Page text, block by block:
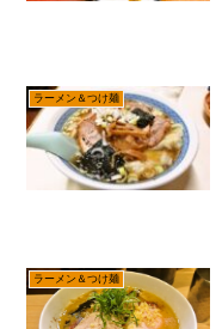
ラーメン＆つけ麺
ラーメン＆つけ麺